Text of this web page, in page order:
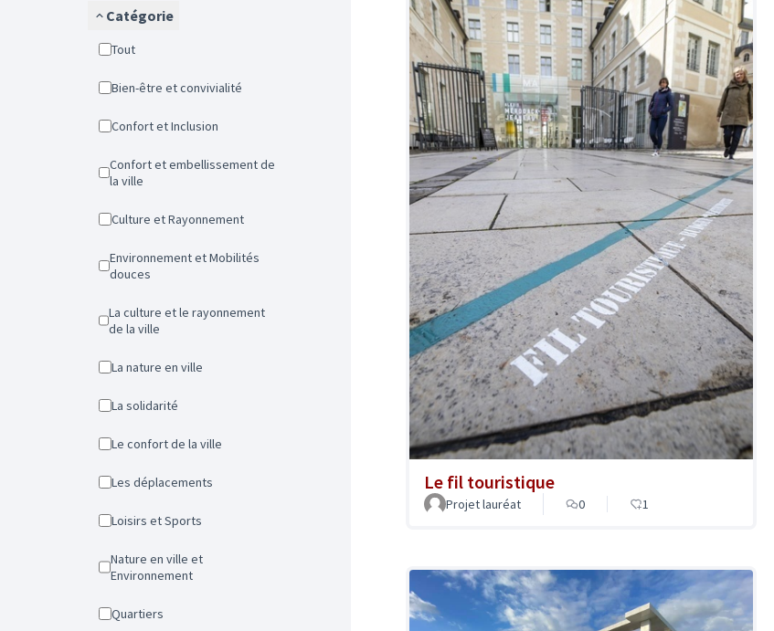
Catégorie
Tout
Bien-être et convivialité
Confort et Inclusion
Confort et embellissement de
la ville
Culture et Rayonnement
Environnement et Mobilités
douces
La culture et le rayonnement
de la ville
La nature en ville
La solidarité
Le confort de la ville
Les déplacements
Loisirs et Sports
Nature en ville et
Environnement
Quartiers
Le fil touristique
Projet lauréat 0 1